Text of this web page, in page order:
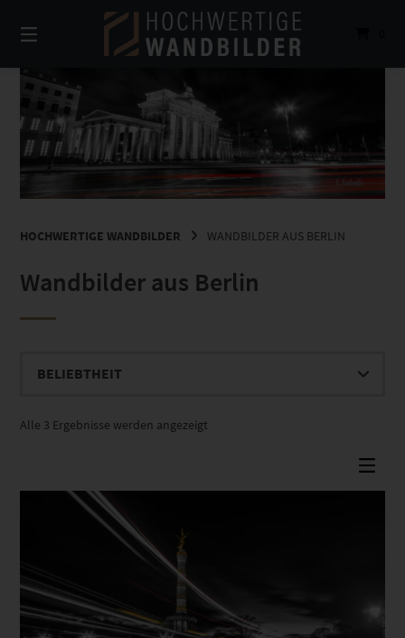
zum
Inhalt
HOCHWERTIGE WANDBILDER WANDBILDER AUS BERLIN
Wandbilder aus Berlin
Alle 3 Ergebnisse werden angezeigt